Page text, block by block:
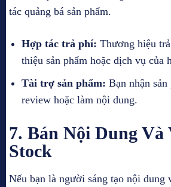
tác quảng bá sản phẩm.
Hợp tác trả phí: Thương hiệu
thiệu sản phẩm hoặc dịch vụ của
Tài trợ sản phẩm: Bạn nhận
review hoặc làm nội dung.
7. Bán Nội Dung Và
Stock
Nếu bạn là người sáng tạo nội dung